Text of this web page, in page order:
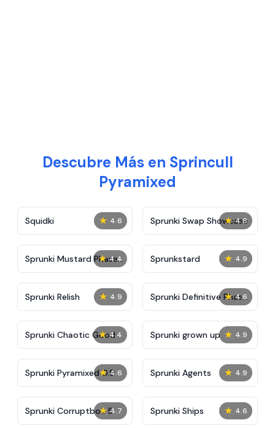
Descubre Más en Sprincull
Pyramixed
★ 4.6
Squidki ★ 4.8
Sprunki Swap Showcase
★ 4.4
Sprunki Mustard Phase
2
★ 4.9
Sprunkstard
★ 4.9
Sprunki Relish ★ 4.6
Sprunki Definitive Phase
7
★ 4.4
Sprunki Chaotic Good ★ 4.9
Sprunki grown up
★ 4.6
Sprunki Pyramixed 0.9 ★ 4.9
Sprunki Agents
★ 4.7
Sprunki Corruptbox 5 ★ 4.6
Sprunki Ships